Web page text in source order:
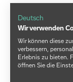
Deutsch
Wir verwenden
Wir können diese
verbessern,
Erlebnis zu bieten.
öffnen Sie die